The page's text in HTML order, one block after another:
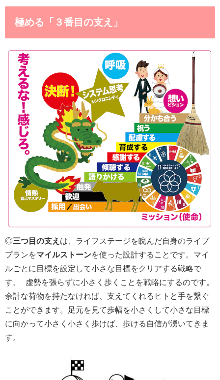
極める「３番目の支え」
◎三つ目の支え は、ライフステージを睨んだ自身のライプ
プランをマイルストーンを使った設計することです。マイ
ルごとに目標を設定して小さな目標をクリアする戦略で
す。 虚勢を張らずに小さく歩くことを戦略にするのです。
余計な荷物を持たなければ、支えてくれるヒトと手を繋ぐ
ことができます。足元を見て歩幅を小さくして小さな目標
に向かって小さく小さく歩けば、歩ける自信が湧いてきま
す。